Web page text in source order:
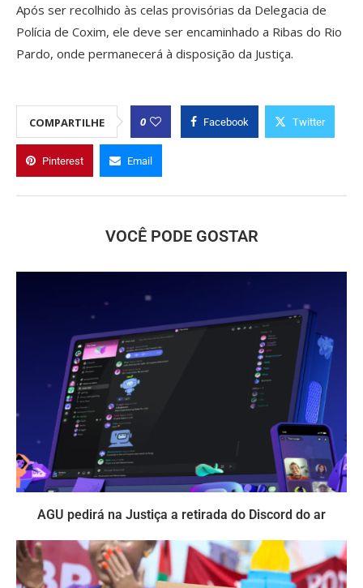
Após ser recolhido às celas provisórias da Delegacia de
Polícia de Coxim, ele deve ser encaminhado a Ribas do Rio
Pardo, onde permanecerá à disposição da Justiça.
COMPARTILHE 0 Facebook Twitter
Pinterest Email
VOCÊ PODE GOSTAR
AGU pedirá na Justiça a retirada do Discord do ar